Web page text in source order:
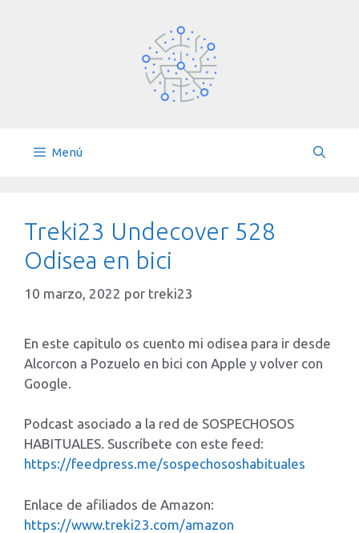
Menú
Treki23 Undecover 528
Odisea en bici
10 marzo, 2022 por treki23
En este capitulo os cuento mi odisea para ir desde
Alcorcon a Pozuelo en bici con Apple y volver con
Google.
Podcast asociado a la red de SOSPECHOSOS
HABITUALES. Suscríbete con este feed:
https://feedpress.me/sospechososhabituales
Enlace de afiliados de Amazon:
https://www.treki23.com/amazon